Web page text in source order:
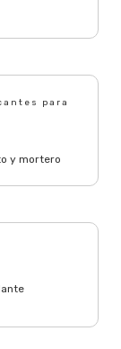
para
y mortero